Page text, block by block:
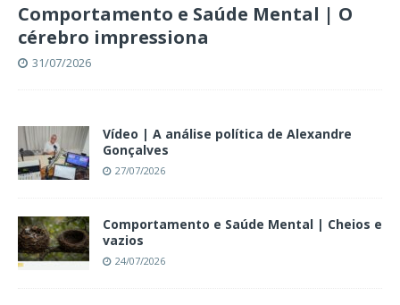
Comportamento e Saúde Mental | O
cérebro impressiona
31/07/2026
Vídeo | A análise política de Alexandre
Gonçalves
27/07/2026
Comportamento e Saúde Mental | Cheios e
vazios
24/07/2026